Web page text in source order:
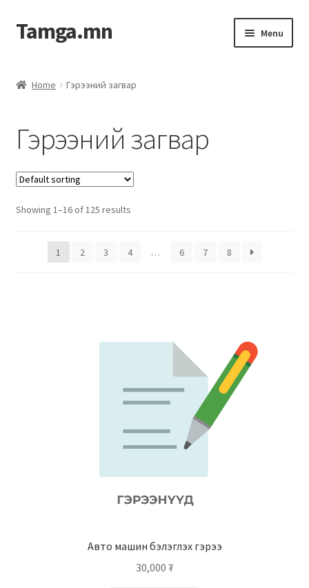
Tamga.mn Menu
Гэрээний загвар
Ажил гүйцэтгэх гэрээ
Дотоод журмын багц
Журмууд​
Санхүүгийн анхан шатны баримтуудын загвар
Хүний нөөцийн бодлогын баримт
Шүүхэд нэхэмжлэл гаргах загварууд
Home Гэрээний загвар
Гэрээний загвар
Showing 1–16 of 125 results
1 2 3 4 … 6 7 8
Авто машин бэлэглэх гэрээ
30,000 ₮